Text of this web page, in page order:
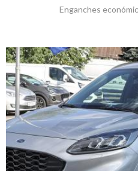
Enganches